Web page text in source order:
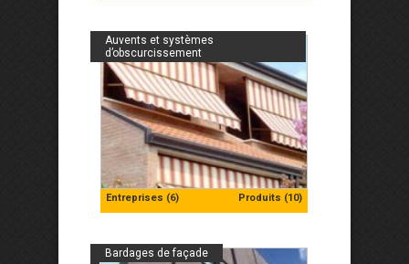
Entreprises (6) Produits (10)
Auvents et systèmes
d’obscurcissement
Bardages de façade